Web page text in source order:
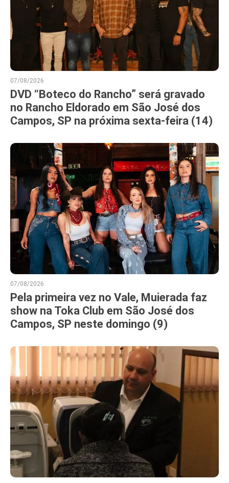
07/08/2026
DVD “Boteco do Rancho” será gravado
no Rancho Eldorado em São José dos
Campos, SP na próxima sexta-feira (14)
07/08/2026
Pela primeira vez no Vale, Muierada faz
show na Toka Club em São José dos
Campos, SP neste domingo (9)